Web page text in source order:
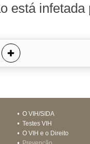
está infetada
• O VIH/SIDA
• Testes VIH
• O VIH e o Direito